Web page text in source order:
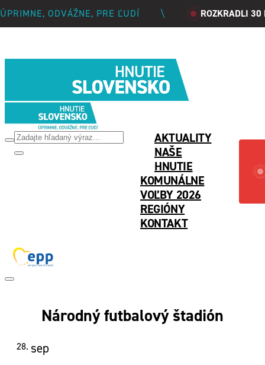
ÚPRIMNE, ODVÁŽNE, PRE ĽUDÍ \ ROZKRADLI
AKTUALITY
NAŠE
HNUTIE
KOMUNÁLNE
VOĽBY 2026
REGIÓNY
KONTAKT
Národný futbalový štadión
28. sep